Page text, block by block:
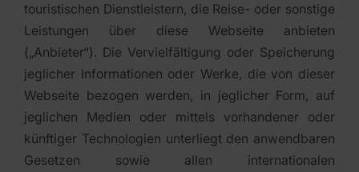
touristischen Dienstleistern, die Reise- oder sonstige
Leistungen über diese Webseite anbieten
(„Anbieter“). Die Vervielfältigung oder Speicherung
jeglicher Informationen oder Werke, die von dieser
Webseite bezogen werden, in jeglicher Form, auf
jeglichen Medien oder mittels vorhandener oder
künftiger Technologien unterliegt den anwendbaren
Gesetzen sowie allen internationalen